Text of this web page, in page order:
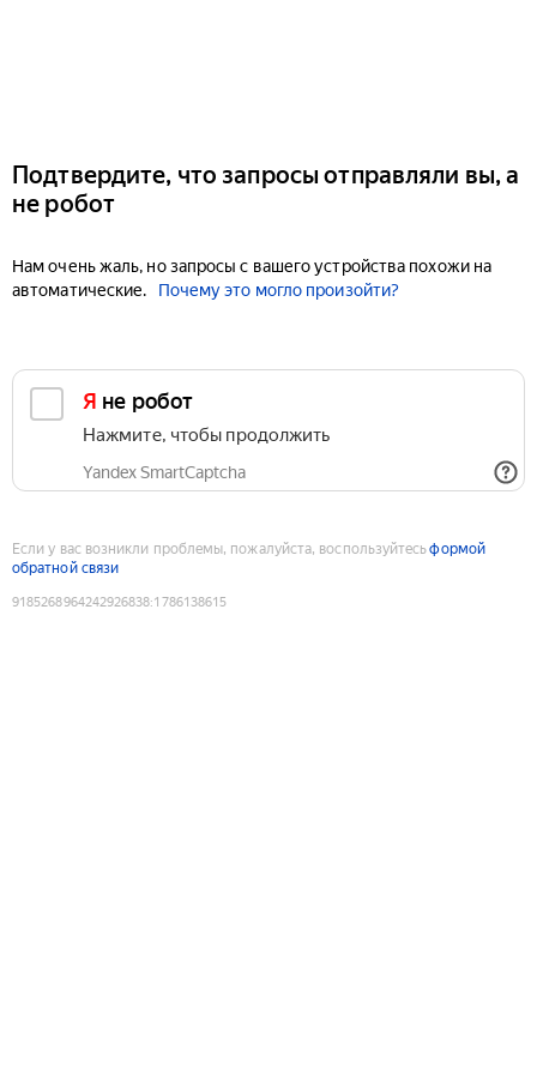
Подтвердите, что запросы отправляли вы, а
не робот
Нам очень жаль, но запросы с вашего устройства похожи на
автоматические.
Почему это могло произойти?
Я не робот
Нажмите, чтобы продолжить
Yandex SmartCaptcha
Если у вас возникли проблемы, пожалуйста, воспользуйтесьформой
обратной связи
9185268964242926838:1786138615